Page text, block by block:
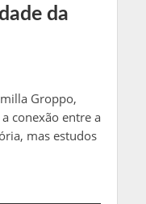
da
Groppo,
conexão entre a
mas estudos